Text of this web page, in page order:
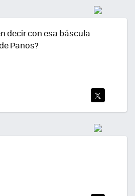
TEA
R
decir con esa báscula
Panos?
TEA
R